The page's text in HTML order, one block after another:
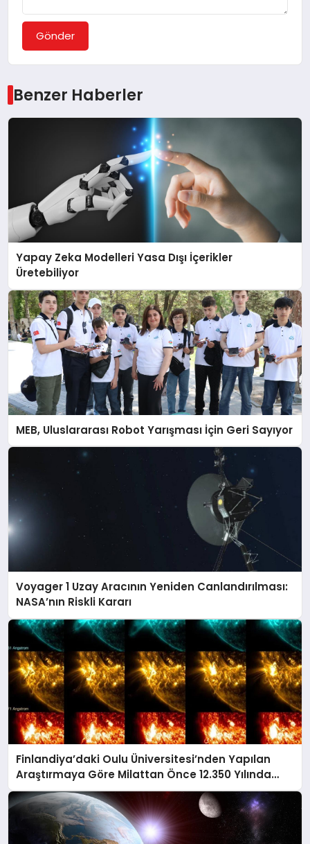
Gönder
Benzer Haberler
Yapay Zeka Modelleri Yasa Dışı İçerikler
Üretebiliyor
MEB, Uluslararası Robot Yarışması İçin Geri Sayıyor
Voyager 1 Uzay Aracının Yeniden Canlandırılması:
NASA’nın Riskli Kararı
Finlandiya’daki Oulu Üniversitesi’nden Yapılan
Araştırmaya Göre Milattan Önce 12.350 Yılında
Büyük Bir Jeomanyetik Fırtına Yaşandı